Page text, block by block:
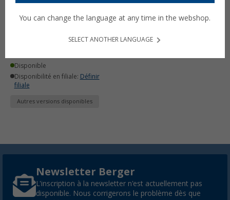
Batterie au lithium-ion 12
V Relion
Disponible
Disponibilité en filiale: Définir
filiale
Autres versions disponibles
Newsletter Berger
L'inscription à la newsletter n'est actuellement pas
disponible. Nous corrigerons le problème dès que
You can change the language at any time in the webshop.
SELECT ANOTHER LANGUAGE